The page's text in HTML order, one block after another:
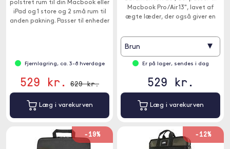
polstret rum til din Macbook eller
iPad og 1 store og 2 små rum til
anden pakning. Passer til enheder
Fjernlagring, ca. 3-8 hverdage
529 kr. 629 kr.
Læg i varekurven
Macbook Pro /Air 13", lavet af
ægte læder, der også giver en
Brun ▾
Er på lager, sendes i dag
529 kr.
Læg i varekurven
-19% -12%